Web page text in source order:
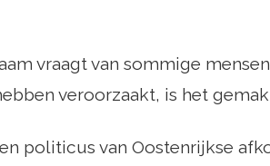
vraagt ​​van sommige
veroorzaakt, is het
politicus van Oostenrijkse